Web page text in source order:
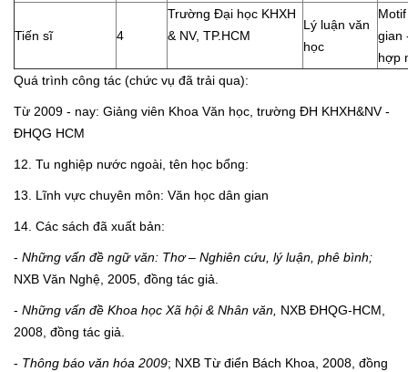
Tiến sĩ 4
Trường Đại học KHXH
& NV, TP.HCM
Lý luận văn
học
gian
hợp
Quá trình công tác (chức vụ đã trải qua):
Từ 2009 - nay: Giảng viên Khoa Văn học, trường ĐH KHXH&NV -
ĐHQG HCM
12. Tu nghiệp nước ngoài, tên học bổng:
13. Lĩnh vực chuyên môn: Văn học dân gian
14. Các sách đã xuất bản:
- Những vấn đề ngữ văn: Thơ – Nghiên cứu, lý luận, phê bình;
NXB Văn Nghệ, 2005, đồng tác giả.
- Những vấn đề Khoa học Xã hội & Nhân văn, NXB ĐHQG-HCM,
2008, đồng tác giả.
- Thông báo văn hóa 2009; NXB Từ điển Bách Khoa, 2008, đồng